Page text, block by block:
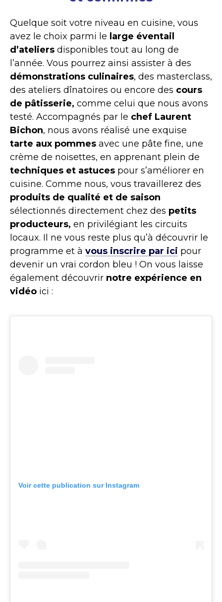
Quelque soit votre niveau en cuisine, vous
avez le choix parmi le large éventail
d’ateliers disponibles tout au long de
l’année. Vous pourrez ainsi assister à des
démonstrations culinaires, des masterclass,
des ateliers dînatoires ou encore des cours
de pâtisserie, comme celui que nous avons
testé. Accompagnés par le chef Laurent
Bichon, nous avons réalisé une exquise
tarte aux pommes avec une pâte fine, une
crème de noisettes, en apprenant plein de
techniques et astuces pour s’améliorer en
cuisine. Comme nous, vous travaillerez des
produits de qualité et de saison
sélectionnés directement chez des petits
producteurs, en privilégiant les circuits
locaux. Il ne vous reste plus qu’à découvrir le
programme et à vous inscrire par ici pour
devenir un vrai cordon bleu ! On vous laisse
également découvrir notre expérience en
vidéo ici :
Voir cette publication sur Instagram